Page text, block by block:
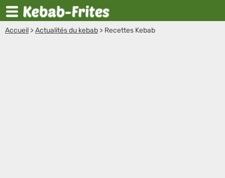
Accueil >Actualités du kebab > Recettes Kebab